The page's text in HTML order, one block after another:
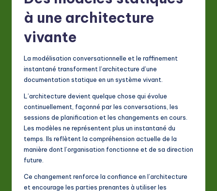
à une architecture
vivante
La modélisation conversationnelle et le raffinement
instantané transforment l’architecture d’une
documentation statique en un système vivant.
L’architecture devient quelque chose qui évolue
continuellement, façonné par les conversations, les
sessions de planification et les changements en cours.
Les modèles ne représentent plus un instantané du
temps. Ils reflètent la compréhension actuelle de la
manière dont l’organisation fonctionne et de sa direction
future.
Ce changement renforce la confiance en l’architecture
et encourage les parties prenantes à utiliser les